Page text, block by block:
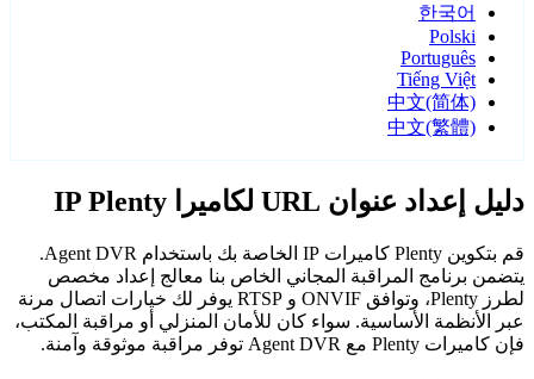
한국어
Polski
Português
Tiếng Việt
中文(简体)
中文(繁體)
دليل إعداد عنوان URL لكاميرا IP Plenty
قم بتكوين Plenty كاميرات IP الخاصة بك باستخدام Agent DVR.
يتضمن برنامج المراقبة المجاني الخاص بنا معالج إعداد مخصص
لطرز Plenty، وتوافق ONVIF و RTSP يوفر لك خيارات اتصال مرنة
عبر الأنظمة الأساسية. سواء كان للأمان المنزلي أو مراقبة المكتب،
فإن كاميرات Plenty مع Agent DVR توفر مراقبة موثوقة وآمنة.